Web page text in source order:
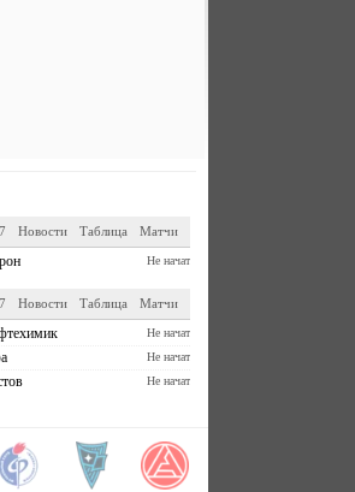
Матчи
Таблица
Новости
Не начат
Матчи
Таблица
Новости
Не начат
Не начат
Не начат